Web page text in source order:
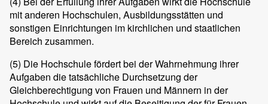
mit anderen Hochschulen, Ausbildungsstätten und
sonstigen Einrichtungen im kirchlichen und staatlichen
Bereich zusammen.
(5) Die Hochschule fördert bei der Wahrnehmung ihrer
Aufgaben die tatsächliche Durchsetzung der
Gleichberechtigung von Frauen und Männern in der